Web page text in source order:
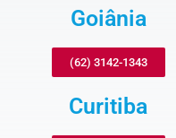
Goiânia
(62) 3142-1343
Curitiba